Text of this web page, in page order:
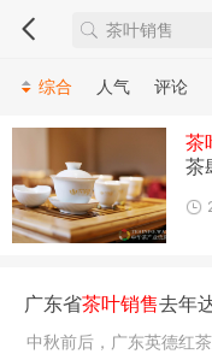
综合 人气 评论
茶
茶
广东省茶叶销售去年
中秋前后，广东英德红